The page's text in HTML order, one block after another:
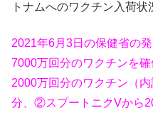
トナムへのワクチン入荷状
2021年6月3日の保健省の
7000万回分のワクチンを
2000万回分のワクチン（
分、②スプートニクVから